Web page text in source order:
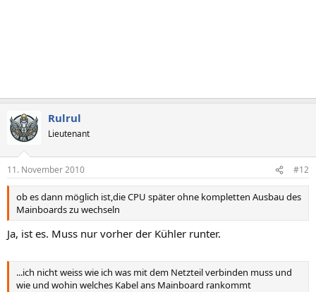
Rulrul
Lieutenant
11. November 2010 #12
ob es dann möglich ist,die CPU später ohne kompletten Ausbau des
Mainboards zu wechseln
Ja, ist es. Muss nur vorher der Kühler runter.
...ich nicht weiss wie ich was mit dem Netzteil verbinden muss und
wie und wohin welches Kabel ans Mainboard rankommt